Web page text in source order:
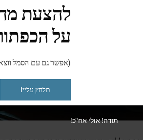
להצעת
על
(אפשר גם עם הסמל
תלחץ עליי!
תודה! אולי אח"כ!